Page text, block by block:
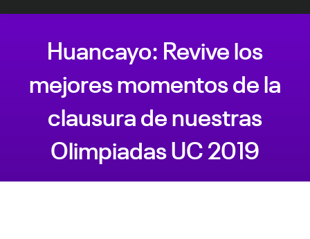
Huancayo: Revive los
mejores momentos de la
clausura de nuestras
Olimpiadas UC 2019